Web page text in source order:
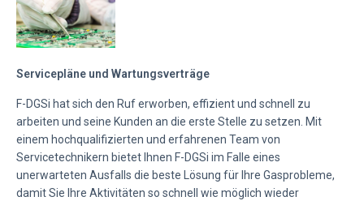
Servicepläne und Wartungsverträge
F-DGSi hat sich den Ruf erworben, effizient und schnell zu
arbeiten und seine Kunden an die erste Stelle zu setzen. Mit
einem hochqualifizierten und erfahrenen Team von
Servicetechnikern bietet Ihnen F-DGSi im Falle eines
unerwarteten Ausfalls die beste Lösung für Ihre Gasprobleme,
damit Sie Ihre Aktivitäten so schnell wie möglich wieder